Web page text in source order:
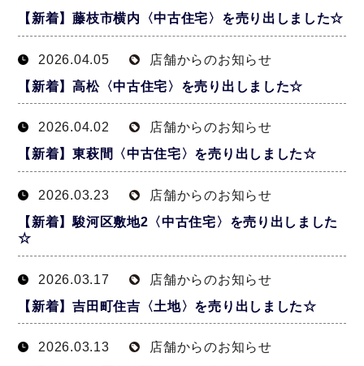
【新着】藤枝市横内〈中古住宅〉を売り出しました☆
2026.04.05
店舗からのお知らせ
【新着】高松〈中古住宅〉を売り出しました☆
2026.04.02
店舗からのお知らせ
【新着】東萩間〈中古住宅〉を売り出しました☆
2026.03.23
店舗からのお知らせ
【新着】駿河区敷地2〈中古住宅〉を売り出しました
☆
2026.03.17
店舗からのお知らせ
【新着】吉田町住吉〈土地〉を売り出しました☆
2026.03.13
店舗からのお知らせ